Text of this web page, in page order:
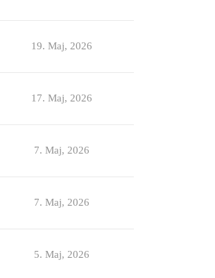
19. Maj, 2026
17. Maj, 2026
7. Maj, 2026
7. Maj, 2026
5. Maj, 2026